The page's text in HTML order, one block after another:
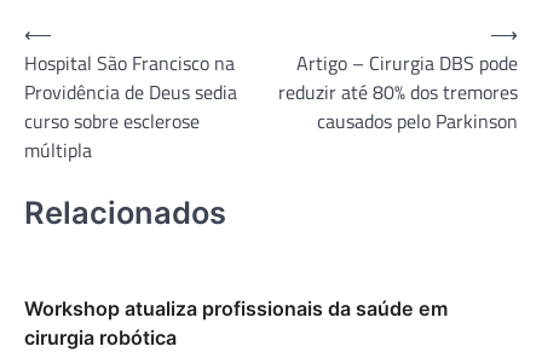
Navegação
de
Post
⟵
Hospital São Francisco na
Providência de Deus sedia
curso sobre esclerose
múltipla
Artigo – Cirurgia DBS pode
reduzir até 80% dos tremores
causados pelo Parkinson
⟶
Relacionados
Workshop atualiza profissionais da saúde em
cirurgia robótica